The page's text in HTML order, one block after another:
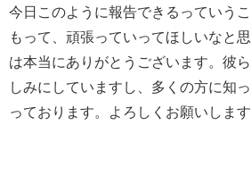
今日このように報告できるっていう
もって、頑張っていってほしいなと
は本当にありがとうございます。彼
しみにしていますし、多くの方に知
っております。よろしくお願いします